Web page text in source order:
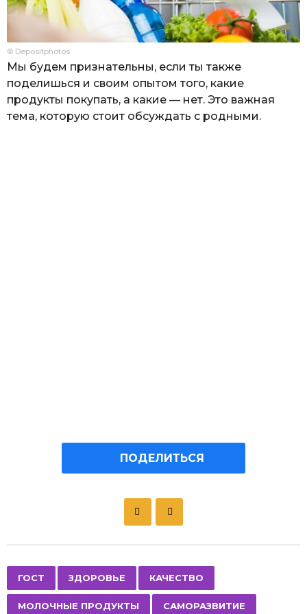
© Depositphotos
Мы будем признательны, если ты также
поделишься и своим опытом того, какие
продукты покупать, а какие — нет. Это важная
тема, которую стоит обсуждать с родными.
ПОДЕЛИТЬСЯ
a
ГОСТ ЗДОРОВЬЕ КАЧЕСТВО
МОЛОЧНЫЕ ПРОДУКТЫ САМОРАЗВИТИЕ